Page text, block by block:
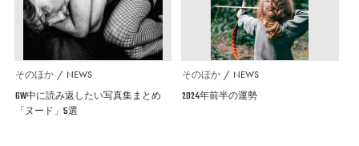
そのほか NEWS
GW中に読み返したい写真集まとめ
「ヌード」5選
そのほか NEWS
2024年前半の運勢